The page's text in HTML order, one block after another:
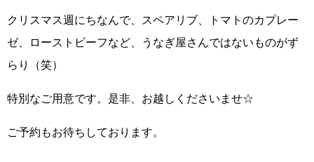
クリスマス週にちなんで、スペアリブ、トマトのカプレー
ゼ、ローストビーフなど、うなぎ屋さんではないものがず
らり（笑）
特別なご用意です。是非、お越しくださいませ☆
ご予約もお待ちしております。